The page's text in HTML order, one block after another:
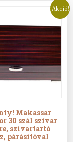
Akció!
Makassar
30 szál szivar
szivartartó
párásítóval